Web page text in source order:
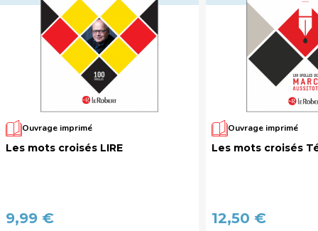
Ouvrage imprimé
Les mots croisés LIRE
9,99 €
Ouvrage imprimé
Les mots croisés
12,50 €